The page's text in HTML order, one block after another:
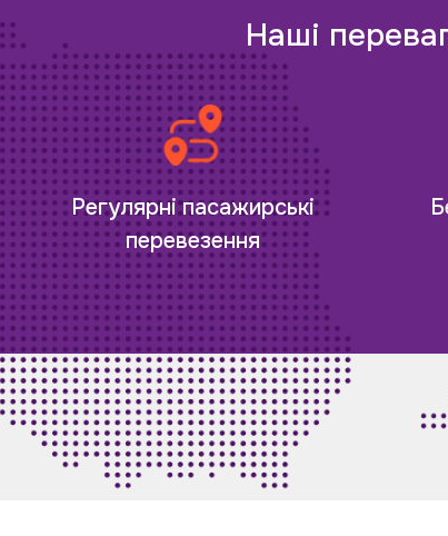
Наші
Регулярні пасажирські
перевезення